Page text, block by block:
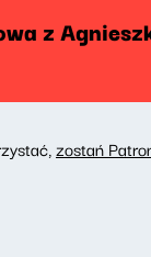
z
zostań